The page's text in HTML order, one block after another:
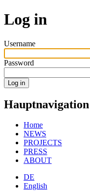
Log in
Username
Password
Hauptnavigation
Home
NEWS
PROJECTS
PRESS
ABOUT
DE
English